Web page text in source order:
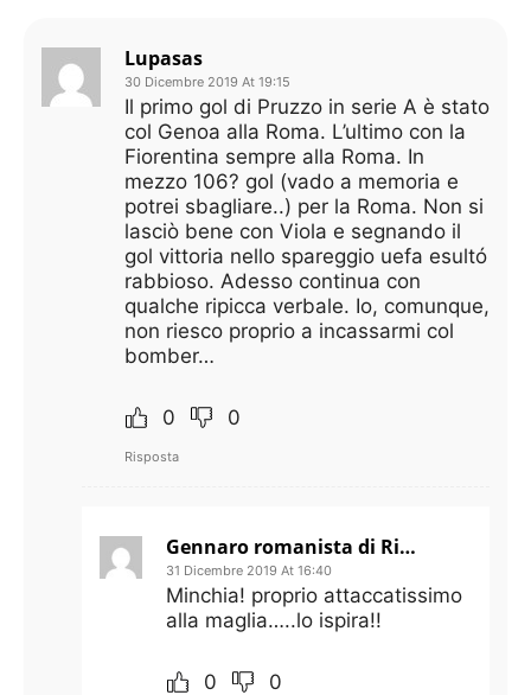
Lupasas
30 Dicembre 2019 At 19:15
Il primo gol di Pruzzo in serie A è stato
col Genoa alla Roma. L’ultimo con la
Fiorentina sempre alla Roma. In
mezzo 106? gol (vado a memoria e
potrei sbagliare..) per la Roma. Non si
lasciò bene con Viola e segnando il
gol vittoria nello spareggio uefa esultó
rabbioso. Adesso continua con
qualche ripicca verbale. Io, comunque,
non riesco proprio a incassarmi col
bomber…
0 0
Risposta
Gennaro romanista di Rimini
31 Dicembre 2019 At 16:40
Minchia! proprio attaccatissimo
alla maglia…..lo ispira!!
0 0